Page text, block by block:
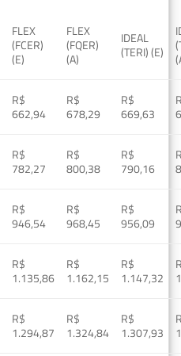
FLEX
(FCER)
(E)
FLEX
(FQER)
(A)
IDEAL
(TERI) (E)
R$
662,94
R$
678,29
R$
669,63
R$
782,27
R$
800,38
R$
790,16
R$
946,54
R$
968,45
R$
956,09
R$
1.135,86
R$
1.162,15
R$
1.147,32
R$
1.294,87
R$
1.324,84
R$
1.307,93